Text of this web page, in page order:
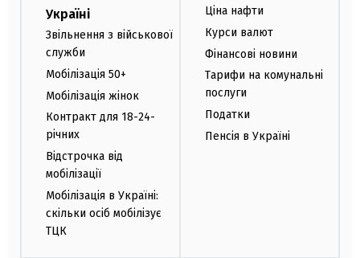
Україні
Звільнення з військової
служби
Мобілізація 50+
Мобілізація жінок
Контракт для 18-24-
річних
Відстрочка від
мобілізації
Мобілізація в Україні:
скільки осіб мобілізує
ТЦК
Ціна нафти
Курси валют
Фінансові новини
Тарифи на комунальні
послуги
Податки
Пенсія в Україні